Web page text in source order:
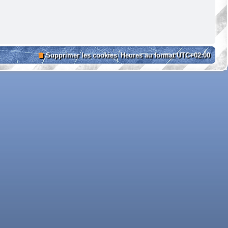
Heures au formatUTC+02:00
Supprimer les cookies